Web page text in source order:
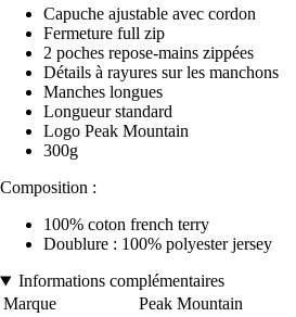
Capuche ajustable avec cordon
Fermeture full zip
2 poches repose-mains zippées
Détails à rayures sur les manchons
Manches longues
Longueur standard
Logo Peak Mountain
300g
Composition :
100% coton french terry
Doublure : 100% polyester jersey
Informations complémentaires
Marque
Peak Mountain